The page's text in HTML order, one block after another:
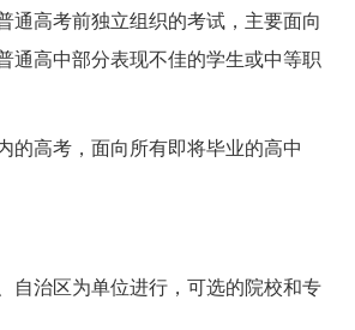
通高考前独立组织的考试，主要面向
通高中部分表现不佳的学生或中等职
的高考，面向所有即将毕业的高中
自治区为单位进行，可选的院校和专